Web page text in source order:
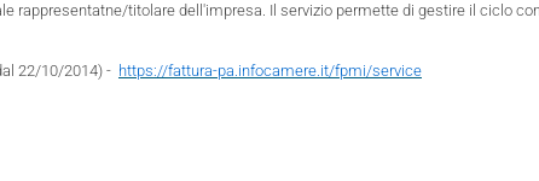
rappresentatne/titolare dell'impresa. Il servizio permette di gestire il ciclo
22/10/2014) - https://fattura-pa.infocamere.it/fpmi/service